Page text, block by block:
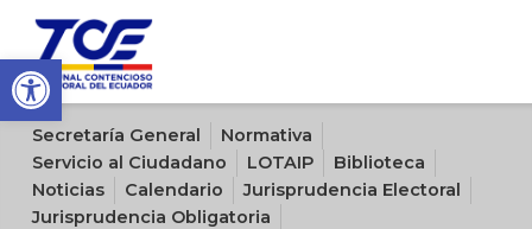
Open toolbar
Sitio oficial del Tribunal Contencioso Electoral del Ecuador
Secretaría General
Normativa
Servicio al Ciudadano
LOTAIP
Biblioteca
Noticias
Calendario
Jurisprudencia Electoral
Jurisprudencia Obligatoria